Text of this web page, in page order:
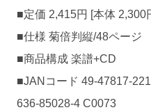
■定価 2,415円 [本体 2,300
■仕様 菊倍判縦/48ページ
■商品構成 楽譜+CD
■JANコード 49-47817-
636-85028-4 C0073